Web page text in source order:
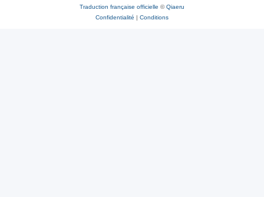
Traduction française officielle ©Qiaeru
Confidentialité | Conditions